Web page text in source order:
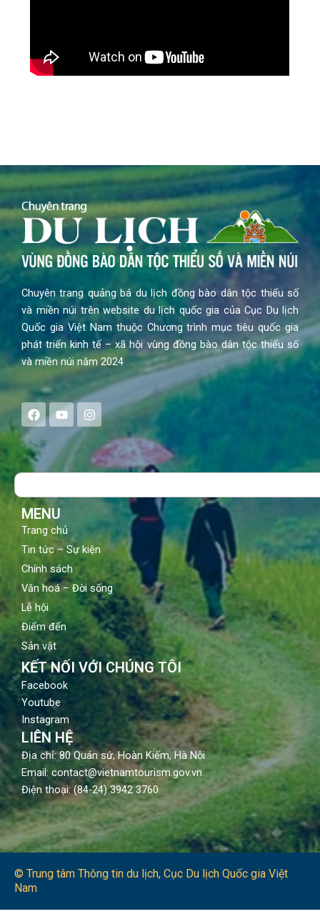
Chuyên trang quảng bá du lịch đồng bào dân tộc thiểu số
và miền núi trên website du lịch quốc gia của Cục Du lịch
Quốc gia Việt Nam thuộc Chương trình mục tiêu quốc gia
phát triển kinh tế – xã hội vùng đồng bào dân tộc thiểu số
và miền núi năm 2024
F
a
e
b
o
Y
o
t
u
b
I
n
s
a
g
Search
MENU
Trang chủ
Tin tức – Sự kiện
Chính sách
Văn hoá – Đời sống
Lễ hội
Điểm đến
Sản vật
KẾT NỐI VỚI CHÚNG TÔI
Facebook
Youtube
Instagram
LIÊN HỆ
Địa chỉ: 80 Quán sứ, Hoàn Kiếm, Hà Nội
Email: contact@vietnamtourism.gov.vn
Điện thoại: (84-24) 3942 3760
© Trung tâm Thông tin du lịch​, Cục Du lịch Quốc gia Việt
Nam